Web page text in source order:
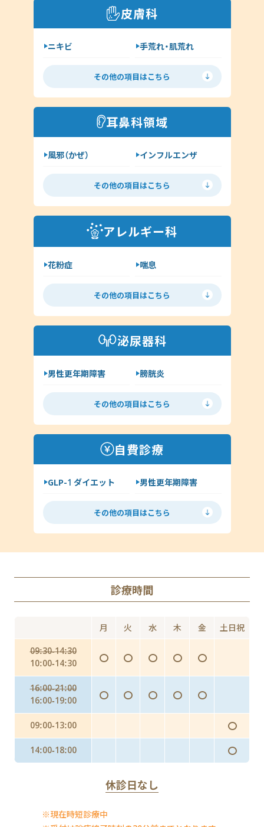
咳喘息
消化器内科
呼吸器内科
新型コロナウイルス感染症
皮膚科
ニキビ
手荒れ・肌荒れ
じんましん
水虫
ヘルペス
帯状疱疹
イボ（尋常性疣贅:ゆうぜい）
しみ・肝斑
ハイドロキノン
その他（皮膚科）
その他の項目はこちら
耳鼻科領域
風邪（かぜ）
インフルエンザ
扁桃炎
花粉症
舌下免疫療法
中耳炎
クラミジア
その他（耳鼻科領域）
その他の項目はこちら
アレルギー科
花粉症
喘息
舌下免疫療法
アレルギー検査
手荒れ・肌荒れ
じんましん
その他（アレルギー科）
その他の項目はこちら
泌尿器科
男性更年期障害
膀胱炎
尿道炎
亀頭包皮炎
性病の種類について
ヘルペス
クラミジア
梅毒
尖圭コンジローマ
マイコプラズマ・ウレアプラズマ
その他の項目はこちら
自費診療
GLP-1 ダイエット
男性更年期障害
低用量ピル
ミニピル
月経移動
アフターピル
Doxy PEP（ドキシペップ）
インフルエンザ予防投与（予防内服）
インフルエンザワクチンの予防接種
その他の項目はこちら
診療時間
月 火 水 木 金 土日祝
09:30-14:30
10:00-14:30
〇 〇 〇 〇 〇
16:00-21:00
16:00-19:00
〇 〇 〇 〇 〇
09:00-13:00 〇
14:00-18:00 〇
休診日なし
※現在時短診療中